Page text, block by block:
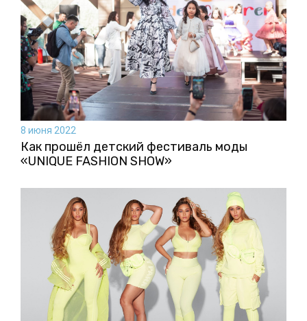
8 июня 2022
Как прошёл детский фестиваль моды
«UNIQUE FASHION SHOW»